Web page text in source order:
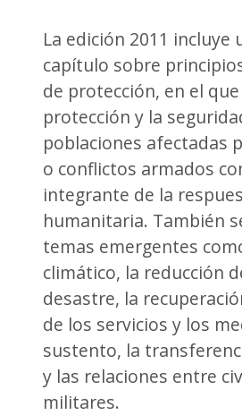
La edición 2011 incluye
capítulo sobre
de protección, en el
protección y la
poblaciones afectadas
o conflictos armados
integrante de la
humanitaria. También
temas emergentes
climático, la reducción
desastre, la
de los servicios y los
sustento, la
y las relaciones entre
militares.